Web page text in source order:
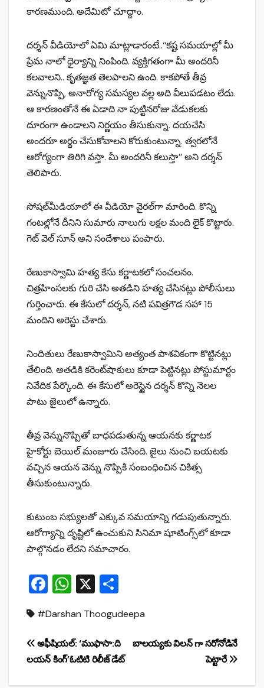
కారణముంది. అదేమిటో చూద్దాం.
దర్శన్ వీడియోలో ఏమి మాట్లాడారంటే..‘‘కష్ట సమయాల్లో మీ
ప్రేమ నాలో ధైర్యాన్ని నింపింది. వ్యక్తిగతంగా మీ అందరినీ
కలవాలని.. కృతజ్ఞత తెలపాలని ఉంది. కాకపోతే తీవ్ర
వెన్నునొప్పి, అనారోగ్య సమస్యల వల్ల అది వీలుపడటం లేదు.
ఆ కారణంతోనే ఈ ఏడాది నా పుట్టినరోజు వేడుకలకు
దూరంగా ఉండాలని నిర్ణయం తీసుకున్నా. దయచేసి
అందరూ అర్థం చేసుకోవాలని కోరుకుంటున్నా. త్వరలోనే
ఆరోగ్యంగా తిరిగి వస్తా. మీ అందరినీ కలుస్తా’’ అని దర్శన్‌
తెలిపారు.
సోషల్‌మీడియాలో ఈ వీడియో వైరల్‌గా మారింది. కొన్ని
గంటల్లోనే దీనిని సుమారు నాలుగు లక్షల మంది లైక్‌ కొట్టారు.
గెట్‌ వెల్‌ సూన్‌ అని సందేశాలు పంపారు.
రేణుకాస్వామి హత్య కేసు కర్ణాటకలో సంచలనం.
చిత్రహింసలకు గురి చేసి అతడిని హత్య చేసినట్లు పోలీసులు
గుర్తించారు. ఈ కేసులో దర్శన్‌, నటి పవిత్రగౌడ సహా 15
మందిని అరెస్టు చేశారు.
నిందితులు రేణుకాస్వామిని అత్యంత పాశవికంగా కొట్టినట్లు
తేలింది. అతడికి కరెంట్‌షాకులు కూడా పెట్టినట్లు పోస్టుమార్టం
నివేదిక పేర్కొంది. ఈ కేసులో అరెస్టైన దర్శన్‌ కొన్ని నెలల
పాటు జైలులో ఉన్నారు.
తీవ్ర వెన్నునొప్పితో బాధపడుతున్న ఆయనకు కర్ణాటక
హైకోర్టు బెయిల్‌ మంజూరు చేసింది. జైలు నుంచి బయటకు
వచ్చిన ఆయన వెన్ను నొప్పికి సంబంధించిన చికిత్స
తీసుకుంటున్నారు.
కుటుంబ సభ్యులతో ఎక్కువ సమయాన్ని గడుపుతున్నారు.
ఆరోగ్యాన్ని దృష్టిలో ఉంచుకుని సినిమా షూటింగ్స్‌లో కూడా
పాల్గొనడం లేదని సమాచారం.
F
c
e
b
o
W
at
s
A
p
X
ar
e
#Darshan Thoogudeepa
Post
బాలయ్యకు విలన్ గా సరోనోడినే
పెట్టారే
అఫీషియల్: ‘ముఫాసా:ది
లయన్‌ కింగ్‌’ఓటిటి రిలీజ్ డేట్